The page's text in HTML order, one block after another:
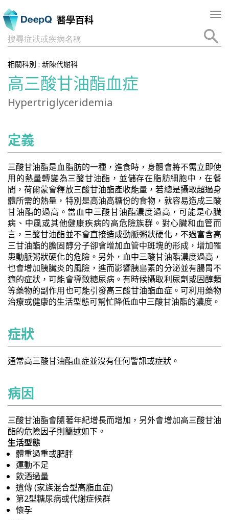
醫學百科
搜尋症狀或疾病名稱
相關科別 : 新陳代謝科
高三酸甘油酯血症
Hypertriglyceridemia
定義
三酸甘油酯是血脂肪的一種，進食時，身體會將不需立即使
用的熱量轉變為三酸甘油酯，並儲存在脂肪細胞中，在餐
間，荷爾蒙會釋放三酸甘油酯產收能量，若總是攝取超過身
體所需的熱量，特別是高油高糖份的食物，就容易造成三酸
甘油酯的過高。當血中三酸甘油酯濃度過高，可能是心臟
病、中風或其他健康疾病的高危險族群。對心臟和血管而
言，三酸甘油酯並不會直接造成動脈粥狀硬化，不過富含高
三甘油酯的膽固醇分子卻會增加血管中斑塊的形成，增加罹
患動脈粥狀硬化的危險。另外，血中三酸甘油酯濃度過高，
也會增加胰臟炎的風險，進而影響胰島素的分泌並有腸胃不
適的症狀，可能會導致糖尿病。有時候攝取利尿劑或固醇類
等藥物的副作用也可能引發高三酸甘油酯血症。可利用藥物
治療或健康的生活型態可幫忙降低血中三酸甘油酯的濃度。
症狀
通常高三酸甘油酯血症並沒有任何警訊或症狀。
病因
三酸甘油酯會隨著年紀增長而增加，另外會增加高三酸甘油
酯的危險因子則簡述如下。
生活型態
體重過重或肥胖
運動不足
飲酒過量
遺傳 (家族混合型高脂血症)
第2型糖尿病或代謝症候群
懷孕